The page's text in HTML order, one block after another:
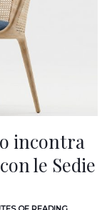
incontra
le Sedie